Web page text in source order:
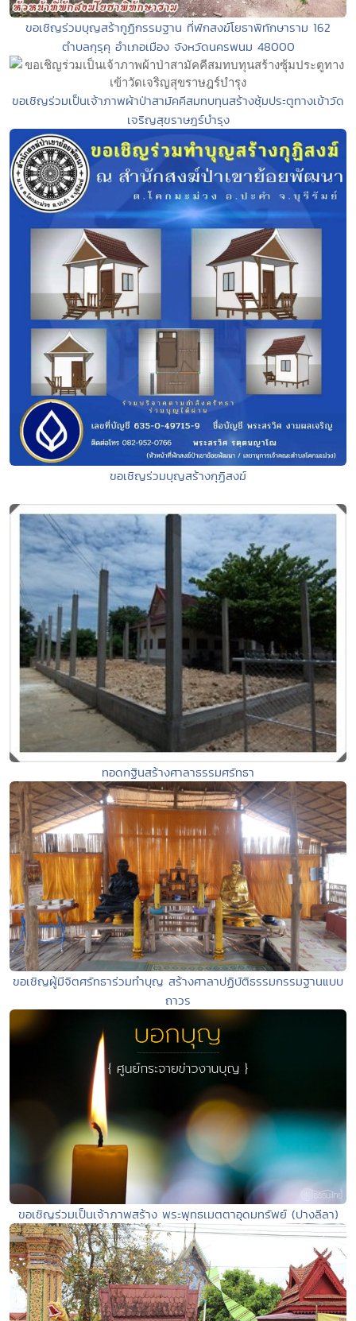
ขอเชิญร่วมบุญสร้ากูฏิกรรมฐาน ที่พักสงฆ์โยธาพิทักษาราม 162
ตำบลกุรุคุ อำเภอเมือง จังหวัดนครพนม 48000
ขอเชิญร่วมเป็นเจ้าภาพผ้าป่าสามัคคีสมทบทุนสร้างซุ้มประตูทางเข้าวัด
เจริญสุขราษฎร์บำรุง
ขอเชิญร่วมบุญสร้างกุฏิสงฆ์
ทอดกฐินสร้างศาลาธรรมศรัทธา
ขอเชิญผู้มีจิตศรัทธาร่วมทำบุญ สร้างศาลาปฏิบัติธรรมกรรมฐานแบบ
ถาวร
ขอเชิญร่วมเป็นเจ้าภาพสร้าง พระพุทธเมตตาอุดมทรัพย์ (ปางลีลา)